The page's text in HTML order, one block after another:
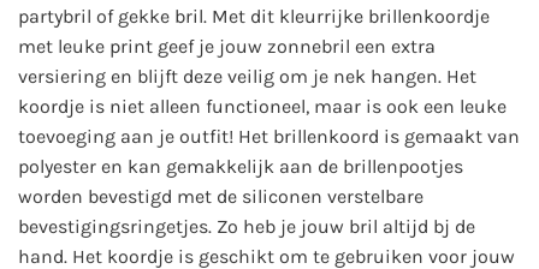
partybril of gekke bril. Met dit kleurrijke brillenkoordje
met leuke print geef je jouw zonnebril een extra
versiering en blijft deze veilig om je nek hangen. Het
koordje is niet alleen functioneel, maar is ook een leuke
toevoeging aan je outfit! Het brillenkoord is gemaakt van
polyester en kan gemakkelijk aan de brillenpootjes
worden bevestigd met de siliconen verstelbare
bevestigingsringetjes. Zo heb je jouw bril altijd bj de
hand. Het koordje is geschikt om te gebruiken voor jouw